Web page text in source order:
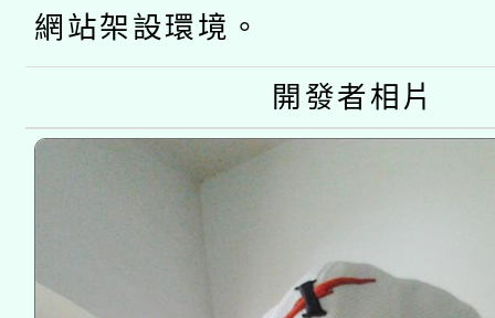
用水績優單位及節水達
桃園市孔廟祈福系列
開 智慧啟航」
2026年桃園地景藝術
網站架設環境。
開發者相片